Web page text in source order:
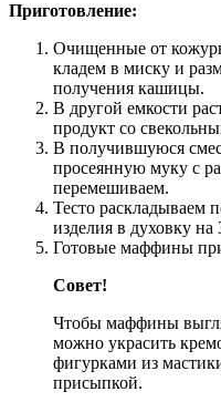
Приготовление:
Очищенные от
кладем в миску и
получения кашицы.
В другой емкости
продукт со
В получившуюся
просеянную муку с
перемешиваем.
Тесто раскладываем
изделия в духовку
Готовые маффины
Совет!
Чтобы маффины
можно украсить
фигурками из
присыпкой.